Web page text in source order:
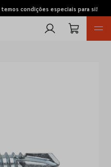
condições especiais para si!